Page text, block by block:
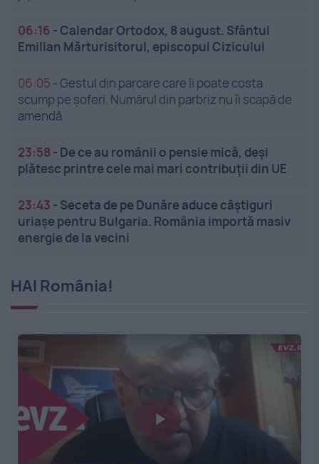
06:16 -Calendar Ortodox, 8 august. Sfântul
Emilian Mărturisitorul, episcopul Cizicului
06:05 -Gestul din parcare care îi poate costa
scump pe șoferi. Numărul din parbriz nu îi scapă de
amendă
23:58 - De ce au românii o pensie mică, deși
plătesc printre cele mai mari contribuții din UE
23:43 - Seceta de pe Dunăre aduce câștiguri
uriașe pentru Bulgaria. România importă masiv
energie de la vecini
HAI România!